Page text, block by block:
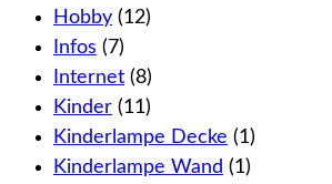
Hobby (12)
Infos (7)
Internet (8)
Kinder (11)
Kinderlampe Decke (1)
Kinderlampe Wand (1)